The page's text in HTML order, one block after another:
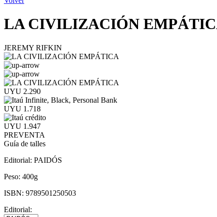
LA CIVILIZACIÓN
JEREMY RIFKIN
UYU 2.290
UYU 1.718
UYU 1.947
PREVENTA
Guía de talles
Editorial: PAIDÓS
Peso: 400g
ISBN: 9789501250503
Editorial: